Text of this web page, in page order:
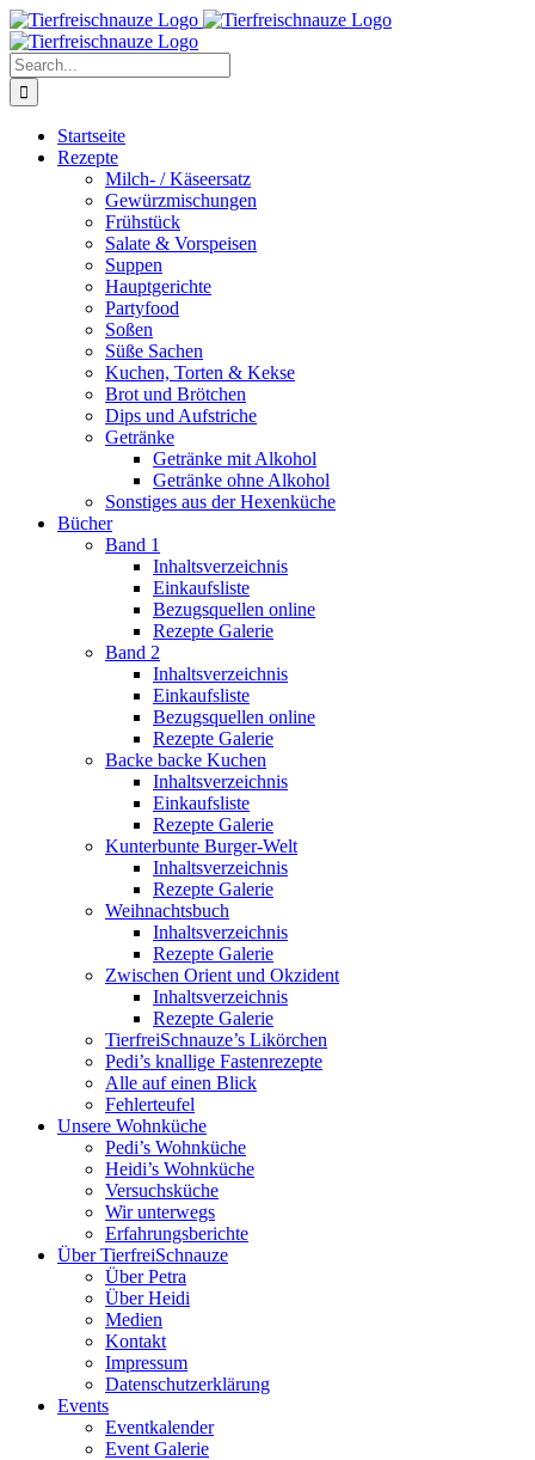
Skip
to
content
Facebook
YouTube
X
Pinterest
Instagram
Search
for:
Startseite
Rezepte
Milch- / Käseersatz
Gewürzmischungen
Frühstück
Salate & Vorspeisen
Suppen
Hauptgerichte
Partyfood
Soßen
Süße Sachen
Kuchen, Torten & Kekse
Brot und Brötchen
Dips und Aufstriche
Getränke
Getränke mit Alkohol
Getränke ohne Alkohol
Sonstiges aus der Hexenküche
Bücher
Band 1
Inhaltsverzeichnis
Einkaufsliste
Bezugsquellen online
Rezepte Galerie
Band 2
Inhaltsverzeichnis
Einkaufsliste
Bezugsquellen online
Rezepte Galerie
Backe backe Kuchen
Inhaltsverzeichnis
Einkaufsliste
Rezepte Galerie
Kunterbunte Burger-Welt
Inhaltsverzeichnis
Rezepte Galerie
Weihnachtsbuch
Inhaltsverzeichnis
Rezepte Galerie
Zwischen Orient und Okzident
Inhaltsverzeichnis
Rezepte Galerie
TierfreiSchnauze’s Likörchen
Pedi’s knallige Fastenrezepte
Alle auf einen Blick
Fehlerteufel
Unsere Wohnküche
Pedi’s Wohnküche
Heidi’s Wohnküche
Versuchsküche
Wir unterwegs
Erfahrungsberichte
Über TierfreiSchnauze
Über Petra
Über Heidi
Medien
Kontakt
Impressum
Datenschutzerklärung
Events
Eventkalender
Event Galerie